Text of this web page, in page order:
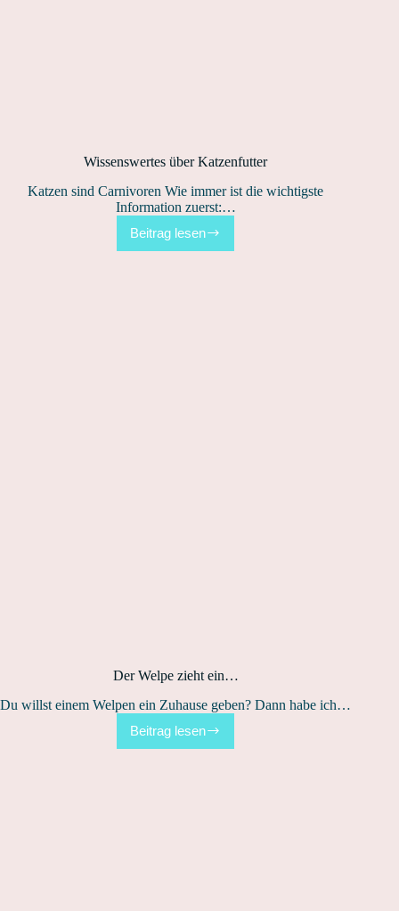
Wissenswertes über Katzenfutter
Katzen sind Carnivoren Wie immer ist die wichtigste
Information zuerst:…
Beitrag lesen
Der Welpe zieht ein…
Du willst einem Welpen ein Zuhause geben? Dann habe ich…
Beitrag lesen